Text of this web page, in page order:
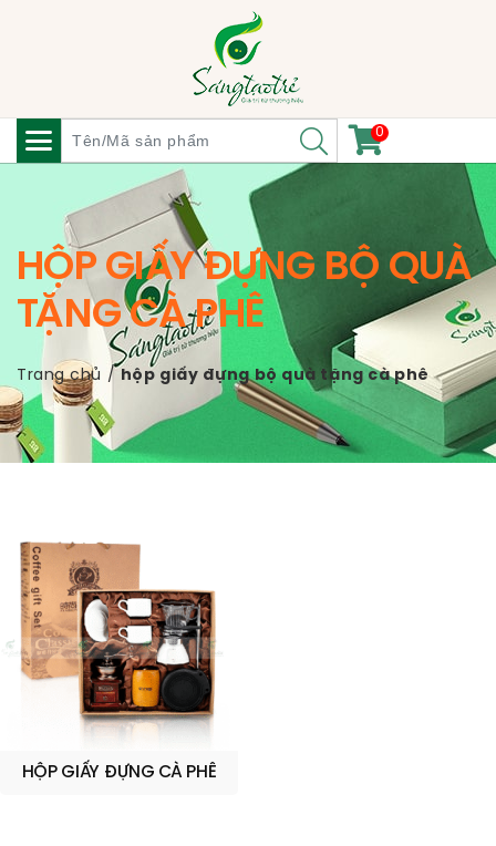
0
HỘP GIẤY ĐỰNG BỘ QUÀ
TẶNG CÀ PHÊ
Trang chủ / hộp giấy đựng bộ quà tặng cà phê
HỘP GIẤY ĐỰNG CÀ PHÊ